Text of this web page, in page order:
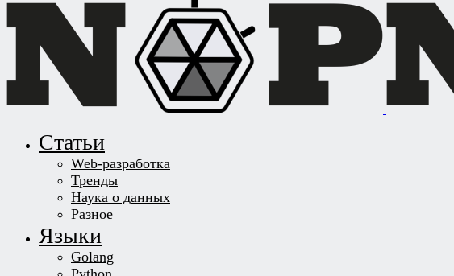
Статьи
Web-разработка
Тренды
Наука о данных
Разное
Языки
Golang